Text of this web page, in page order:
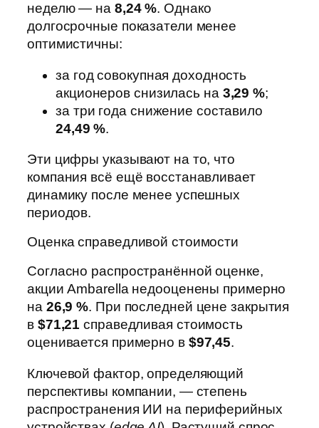
неделю — на 8,24 %. Однако
долгосрочные показатели менее
оптимистичны:
за год совокупная доходность
акционеров снизилась на 3,29 %;
за три года снижение составило
24,49 %.
Эти цифры указывают на то, что
компания всё ещё восстанавливает
динамику после менее успешных
периодов.
Оценка справедливой стоимости
Согласно распространённой оценке,
акции Ambarella недооценены примерно
на 26,9 %. При последней цене закрытия
в $71,21 справедливая стоимость
оценивается примерно в $97,45.
Ключевой фактор, определяющий
перспективы компании, — степень
распространения ИИ на периферийных